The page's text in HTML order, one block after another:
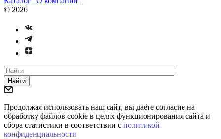
© 2026
Найти
Продолжая использовать наш сайт, вы даёте согласие на
обработку файлов cookie в целях функционирования сайта и
сбора статистики в соответствии с политикой
конфиденциальности